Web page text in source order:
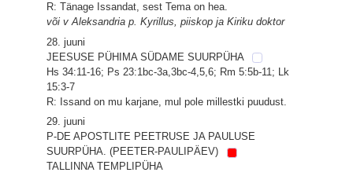
R: Tänage Issandat, sest Tema on hea.
või v Aleksandria p. Kyrillus, piiskop ja Kiriku doktor
28. juuni
JEESUSE PÜHIMA SÜDAME SUURPÜHA
Hs 34:11-16; Ps 23:1bc-3a,3bc-4,5,6; Rm 5:5b-11; Lk
15:3-7
R: Issand on mu karjane, mul pole millestki puudust.
29. juuni
P-DE APOSTLITE PEETRUSE JA PAULUSE
SUURPÜHA. (PEETER-PAULIPÄEV)
TALLINNA TEMPLIPÜHA